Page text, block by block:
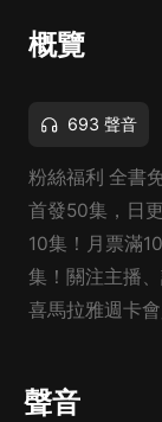
概覽
693 聲音
粉絲福利 全書
首發50集，日
10集！月票滿
集！關注主播
喜馬拉雅週卡
聲音